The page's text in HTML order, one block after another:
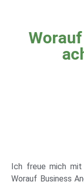
Ich freue mich mit
Worauf Business